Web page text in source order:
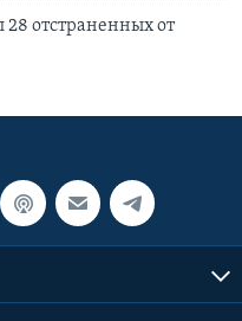
отстраненных от